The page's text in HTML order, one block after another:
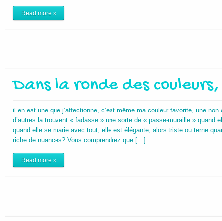
Read more »
Dans la ronde des couleurs,
il en est une que j’affectionne, c’est même ma couleur favorite, une
d’autres la trouvent « fadasse » une sorte de « passe-muraille » quand
quand elle se marie avec tout, elle est élégante, alors triste ou terne
riche de nuances? Vous comprendrez que […]
Read more »